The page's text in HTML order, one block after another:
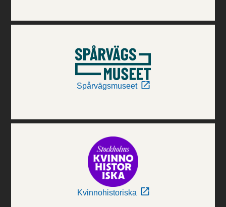
Spårvägsmuseet
Kvinnohistoriska